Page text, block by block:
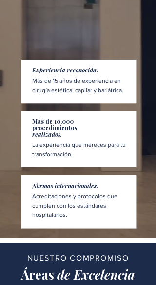
Experiencia reconocida.
Más de 15 años de experiencia en
cirugía estética, capilar y bariátrica.
Más de 10.000
procedimientos
realizados.
La experiencia que mereces para tu
transformación.
Normas internacionales.
Acreditaciones y protocolos que
cumplen con los estándares
hospitalarios.
NUESTRO COMPROMISO
Áreas de Excelencia